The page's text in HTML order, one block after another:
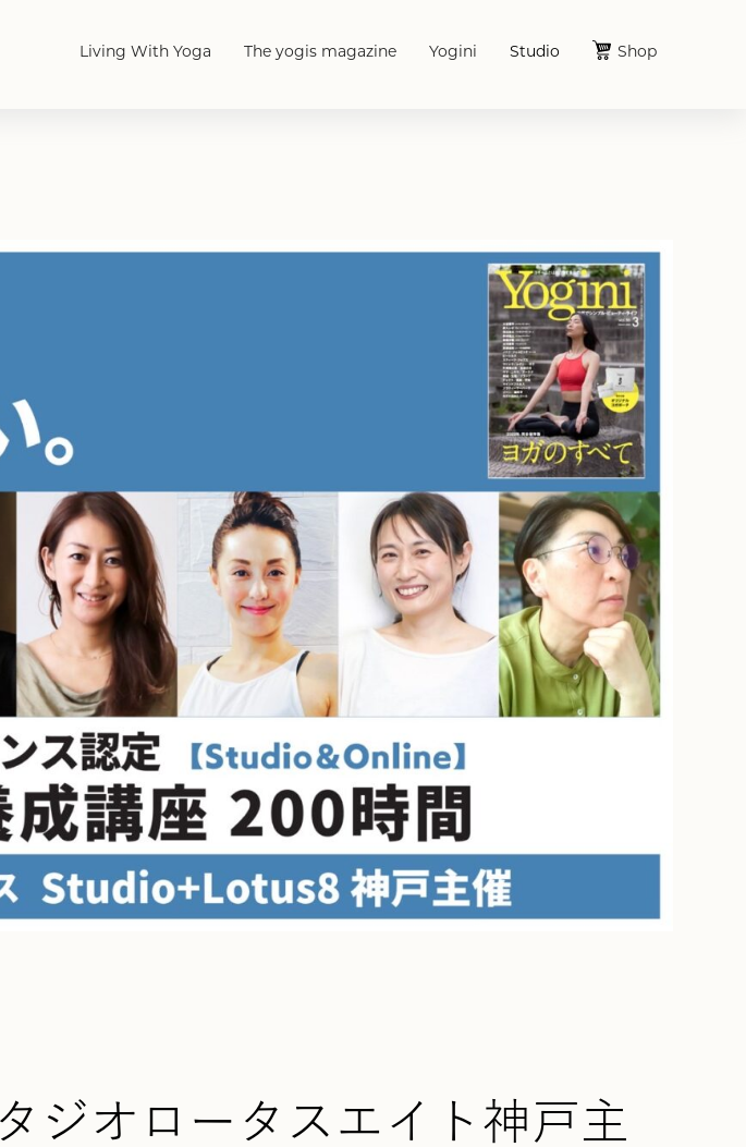
Living With Yoga The yogis magazine Yogini Studio Shop
ジオロータスエイト神戸主